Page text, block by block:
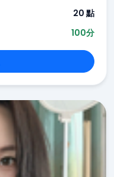
20 點
100分